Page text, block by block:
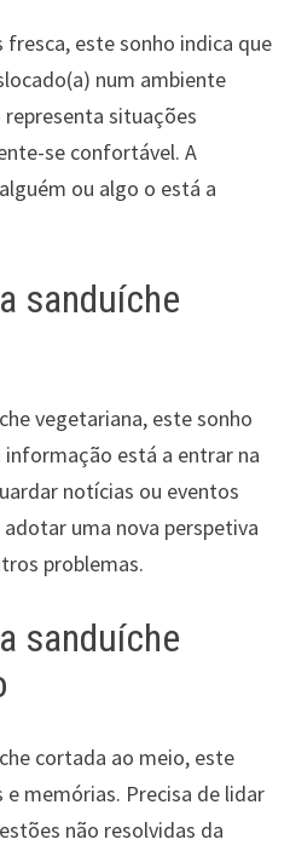
fresca, este sonho indica que
num ambiente
situações
se confortável. A
ou algo o está a
sanduíche
vegetariana, este sonho
está a entrar na
notícias ou eventos
uma nova perspetiva
problemas.
sanduíche
cortada ao meio, este
memórias. Precisa de lidar
não resolvidas da